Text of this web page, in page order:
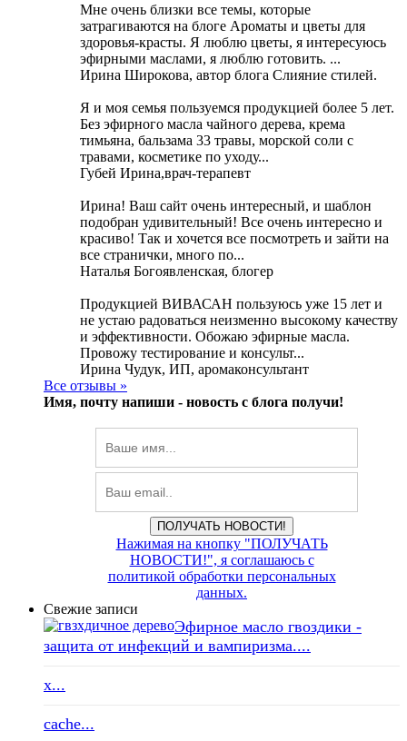
Мне очень близки все темы, которые
затрагиваются на блоге Ароматы и цветы для
здоровья-красты. Я люблю цветы, я интересуюсь
эфирными маслами, я люблю готовить. ...
Ирина Широкова, автор блога Слияние стилей.
Я и моя семья пользуемся продукцией более 5 лет.
Без эфирного масла чайного дерева, крема
тимьяна, бальзама 33 травы, морской соли с
травами, косметике по уходу...
Губей Ирина,врач-терапевт
Ирина! Ваш сайт очень интересный, и шаблон
подобран удивительный! Все очень интересно и
красиво! Так и хочется все посмотреть и зайти на
все странички, много по...
Наталья Богоявленская, блогер
Продукцией ВИВАСАН пользуюсь уже 15 лет и
не устаю радоваться неизменно высокому качеству
и эффективности. Обожаю эфирные масла.
Провожу тестирование и консульт...
Ирина Чудук, ИП, аромаконсультант
Все отзывы »
Имя, почту напиши - новость с блога получи!
ПОЛУЧАТЬ НОВОСТИ!
Нажимая на кнопку "ПОЛУЧАТЬ
НОВОСТИ!", я соглашаюсь с
политикой обработки персональных
данных.
Свежие записи
Эфирное масло гвоздики -
защита от инфекций и вампиризма....
x...
cache...